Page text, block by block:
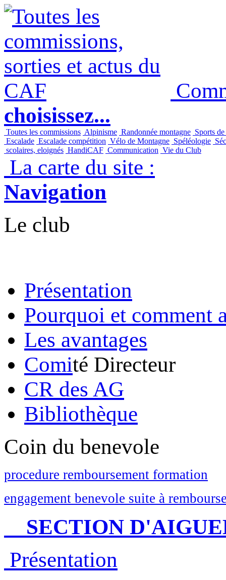
choisissez...
Toutes les commissions Alpinisme Randonnée montagne Sports
Escalade Escalade compétition Vélo de Montagne Spéléologie
scolaires, eloignés HandiCAF Communication Vie du Club
La carte du site :
Navigation
Le club
Présentation
Pourquoi et comment
Les avantages
Comité Directeur
CR des AG
Bibliothèque
Coin du benevole
procedure remboursement formation
engagement benevole suite à
SECTION
Présentation